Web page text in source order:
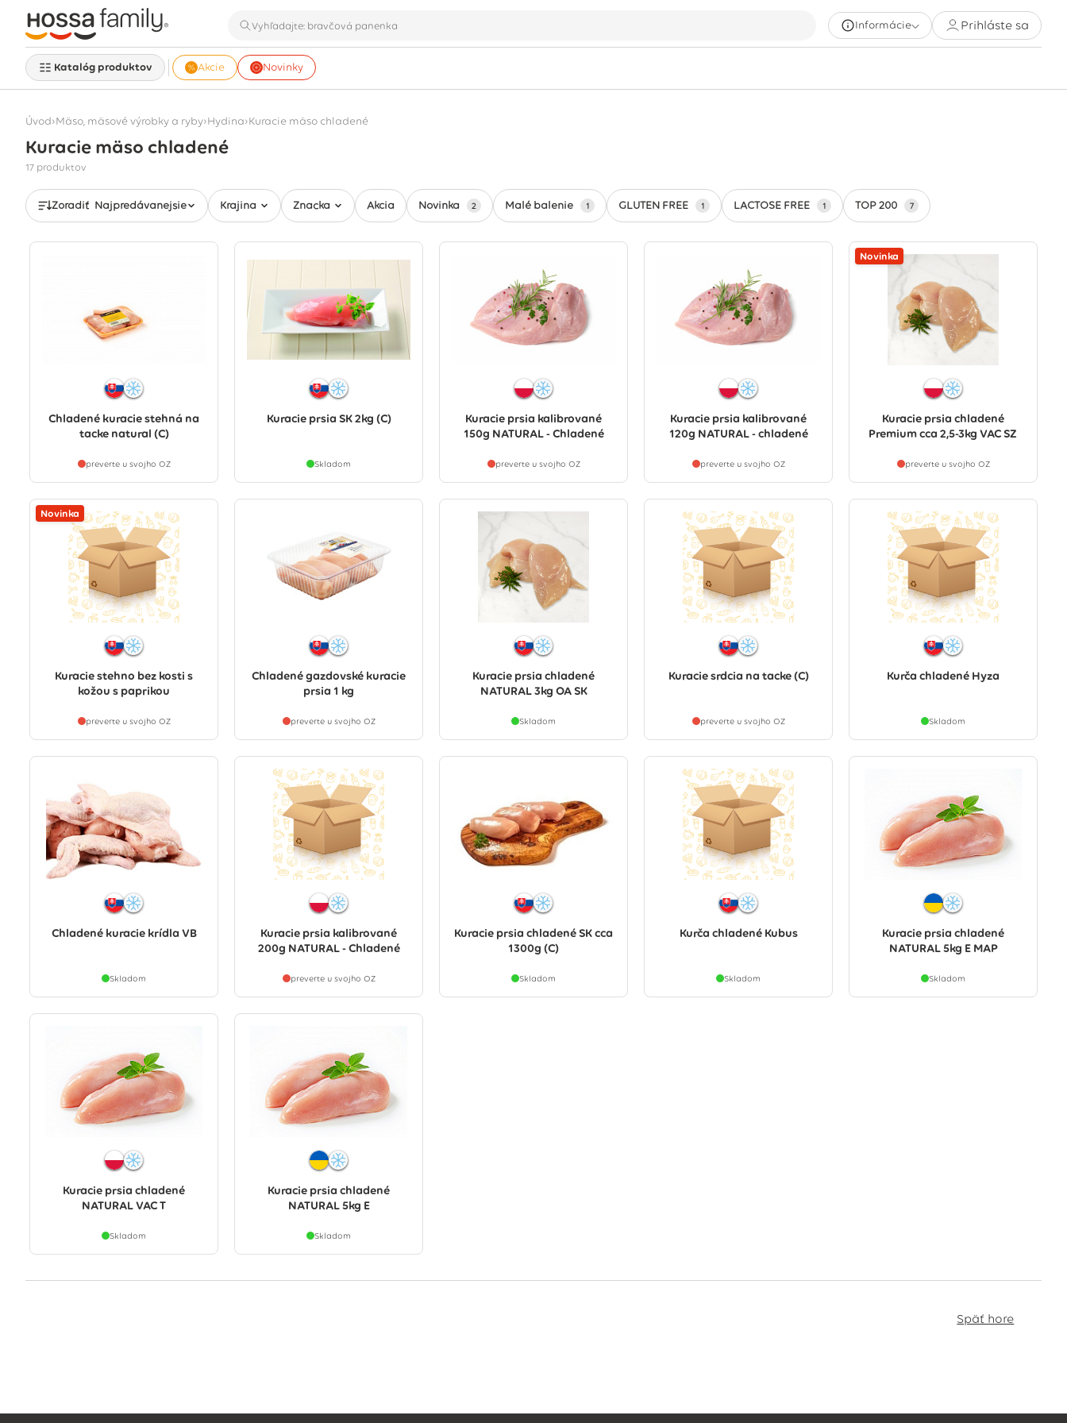
Informácie Prihláste sa
Katalóg produktov Akcie Novinky
Úvod›Mäso, mäsové výrobky a ryby›Hydina›Kuracie mäso chladené
Kuracie mäso chladené
17 produktov
Zoradiť Najpredávanejšie Krajina Značka Akcia Novinka 2 Malé balenie 1 GLUTEN FREE 1 LACTOSE FREE 1 TOP 200 7
Chladené kuracie stehná na
tacke natural (C)
preverte u svojho OZ
Kuracie prsia SK 2kg (C)
Skladom
Kuracie prsia kalibrované
150g NATURAL - Chladené
preverte u svojho OZ
Kuracie prsia kalibrované
120g NATURAL - chladené
preverte u svojho OZ
Novinka
Kuracie prsia chladené
Premium cca 2,5-3kg VAC SZ
preverte u svojho OZ
Novinka
Kuracie stehno bez kosti s
kožou s paprikou
preverte u svojho OZ
Chladené gazdovské kuracie
prsia 1 kg
preverte u svojho OZ
Kuracie prsia chladené
NATURAL 3kg OA SK
Skladom
Kuracie srdcia na tacke (C)
preverte u svojho OZ
Kurča chladené Hyza
Skladom
Chladené kuracie krídla VB
Skladom
Kuracie prsia kalibrované
200g NATURAL - Chladené
preverte u svojho OZ
Kuracie prsia chladené SK cca
1300g (C)
Skladom
Kurča chladené Kubus
Skladom
Kuracie prsia chladené
NATURAL 5kg E MAP
Skladom
Kuracie prsia chladené
NATURAL VAC T
Skladom
Kuracie prsia chladené
NATURAL 5kg E
Skladom
Späť hore